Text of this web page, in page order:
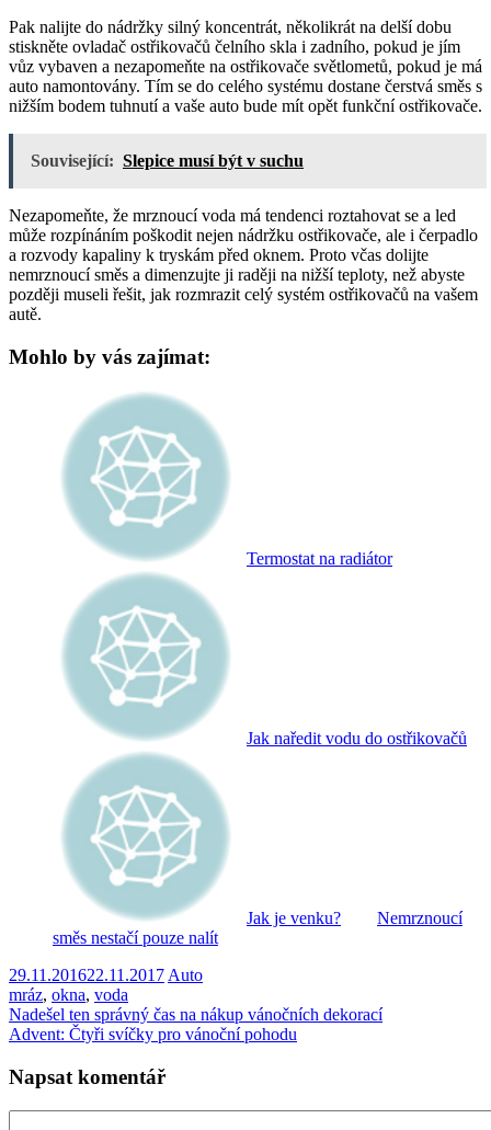
Pak nalijte do nádržky silný koncentrát, několikrát na delší dobu
stiskněte ovladač ostřikovačů čelního skla i zadního, pokud je jím
vůz vybaven a nezapomeňte na ostřikovače světlometů, pokud je má
auto namontovány. Tím se do celého systému dostane čerstvá směs s
nižším bodem tuhnutí a vaše auto bude mít opět funkční ostřikovače.
Související: Slepice musí být v suchu
Nezapomeňte, že mrznoucí voda má tendenci roztahovat se a led
může rozpínáním poškodit nejen nádržku ostřikovače, ale i čerpadlo
a rozvody kapaliny k tryskám před oknem. Proto včas dolijte
nemrznoucí směs a dimenzujte ji raději na nižší teploty, než abyste
později museli řešit, jak rozmrazit celý systém ostřikovačů na vašem
autě.
Mohlo by vás zajímat:
Termostat na radiátor
Jak naředit vodu do ostřikovačů
Jak je venku?
Nemrznoucí
směs nestačí pouze nalít
29.11.201622.11.2017 Auto
mráz, okna, voda
Nadešel ten správný čas na nákup vánočních dekorací
Advent: Čtyři svíčky pro vánoční pohodu
Napsat komentář